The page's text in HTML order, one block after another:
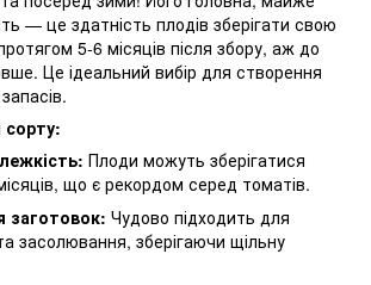
— це здатність плодів зберігати свою
5-6 місяців після збору, аж до
Це ідеальний вибір для створення
сорту:
Плоди можуть зберігатися
що є рекордом серед томатів.
заготовок: Чудово підходить для
засолювання, зберігаючи щільну